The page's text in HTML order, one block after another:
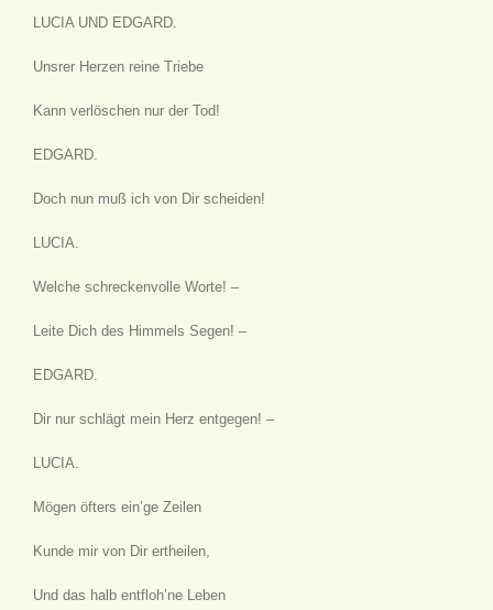
LUCIA UND EDGARD.
Unsrer Herzen reine Triebe
Kann verlöschen nur der Tod!
EDGARD.
Doch nun muß ich von Dir scheiden!
LUCIA.
Welche schreckenvolle Worte! –
Leite Dich des Himmels Segen! –
EDGARD.
Dir nur schlägt mein Herz entgegen! –
LUCIA.
Mögen öfters ein’ge Zeilen
Kunde mir von Dir ertheilen,
Und das halb entfloh’ne Leben